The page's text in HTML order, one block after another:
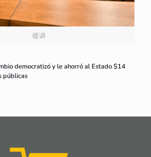
暖调
democratizó y le ahorró al Estado $14
públicas